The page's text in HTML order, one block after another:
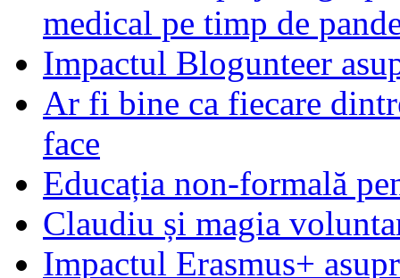
medical pe timp de
Impactul Blogunteer
Ar fi bine ca fiecare
face
Educația non-formală
Claudiu și magia
Impactul Erasmus+